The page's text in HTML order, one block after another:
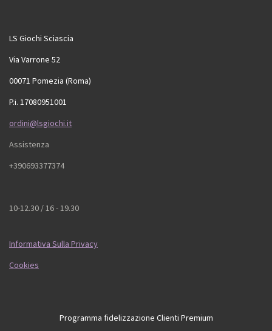
LS Giochi Sciascia
Via Varrone 52
00071 Pomezia (Roma)
P.i. 17080951001
ordini@lsgiochi.it
Assistenza
+390693377374
10-12.30 / 16 - 19.30
Informativa Sulla Privacy
Cookies
Programma fidelizzazione Clienti Premium